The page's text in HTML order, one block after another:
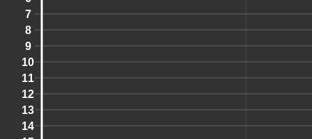
7
8
9
10
11
12
13
14